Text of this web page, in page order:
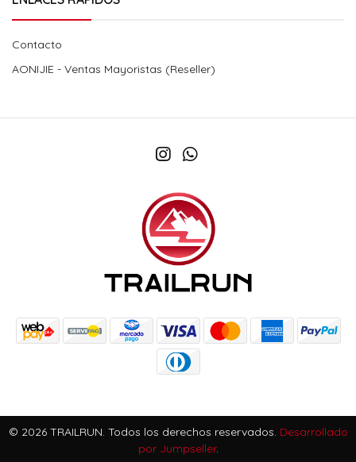
Contacto
AONIJIE - Ventas Mayoristas (Reseller)
© 2026 TRAILRUN. Todos los derechos reservados. Desarrollado
por Jumpseller.